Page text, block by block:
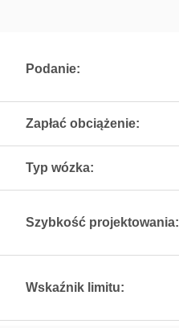
Podanie:
Zapłać obciążenie:
Typ wózka:
Szybkość projektowania:
Wskaźnik limitu: